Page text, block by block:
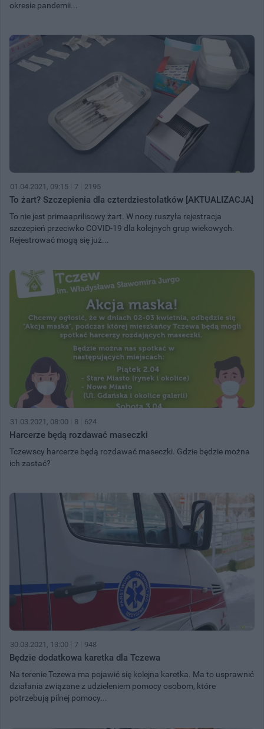
okresie pandemii...
01.04.2021, 09:15 7 2195
To żart? Szczepienia dla czterdziestolatków [AKTUALIZACJA]
To nie jest primaaprilisowy żart. W nocy ruszyła rejestracja
szczepień przeciwko COVID-19 dla kolejnych grup wiekowych.
Rejestrować mogą się już...
31.03.2021, 08:00 8 624
Harcerze będą rozdawać maseczki
Tczewscy harcerze będą rozdawać maseczki. Gdzie będzie można
ich zastać?
30.03.2021, 13:00 7 948
Będzie dodatkowa karetka dla Tczewa
Na terenie Tczewa ma pojawić się kolejna karetka. Ma to usprawnić
działania związane z udzieleniem pomocy osobom, które
potrzebują pilnej pomocy...